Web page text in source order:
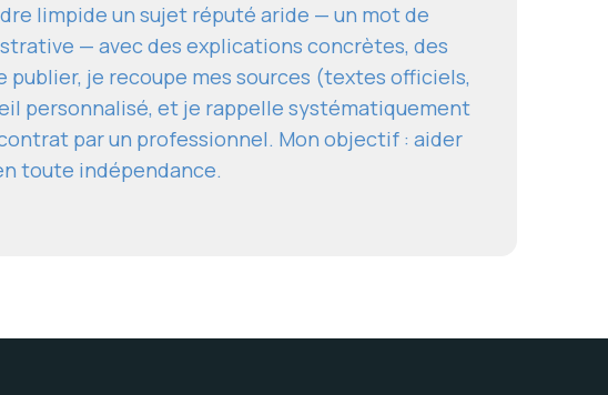
limpide un sujet réputé aride — un mot de
— avec des explications concrètes, des
je recoupe mes sources (textes officiels,
personnalisé, et je rappelle systématiquement
par un professionnel. Mon objectif : aider
toute indépendance.